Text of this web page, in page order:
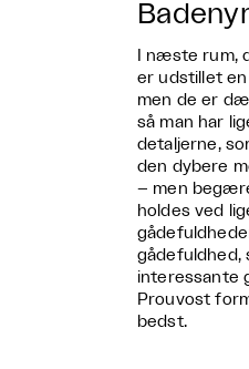
I næste rum,
er udstillet
men de er
så man har
detaljerne,
den dybere
– men
holdes ved
gådefuldhed,
interessante
Prouvost
bedst.